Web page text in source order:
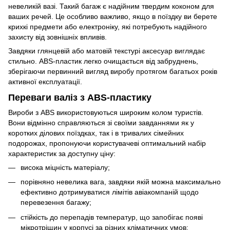
невеликій вазі. Такий багаж є надійним твердим коконом для
ваших речей. Це особливо важливо, якщо в поїздку ви берете
крихкі предмети або електроніку, які потребують надійного
захисту від зовнішніх впливів.
Завдяки глянцевій або матовій текстурі аксесуар виглядає
стильно. ABS-пластик легко очищається від забруднень,
зберігаючи первинний вигляд виробу протягом багатьох років
активної експлуатації.
Переваги валіз з ABS-пластику
Вироби з ABS використовуються широким колом туристів.
Вони відмінно справляються зі своїми завданнями як у
коротких ділових поїздках, так і в тривалих сімейних
подорожах, пропонуючи користувачеві оптимальний набір
характеристик за доступну ціну:
висока міцність матеріалу;
порівняно невелика вага, завдяки якій можна максимально
ефективно дотримуватися лімітів авіакомпаній щодо
перевезення багажу;
стійкість до перепадів температур, що запобігає появі
мікротріщин у корпусі за різних кліматичних умов;